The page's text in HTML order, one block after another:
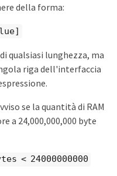
della forma:
qualsiasi lunghezza, ma
riga dell'interfaccia
se la quantità di RAM
a 24,000,000,000 byte
< 24000000000